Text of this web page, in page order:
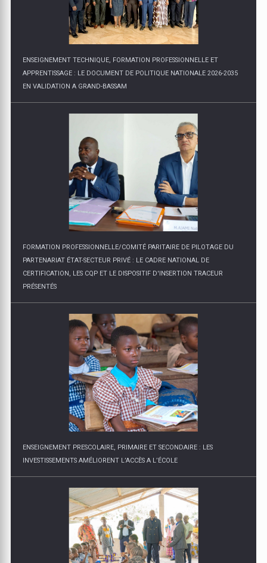
APPRENTISSAGE : LE DOCUMENT DE POLITIQUE NATIONALE 2026-2035
EN VALIDATION A GRAND-BASSAM
FORMATION PROFESSIONNELLE/COMITÉ PARITAIRE DE PILOTAGE DU
PARTENARIAT ÉTAT-SECTEUR PRIVÉ : LE CADRE NATIONAL DE
CERTIFICATION, LES CQP ET LE DISPOSITIF D'INSERTION TRACEUR
ENSEIGNEMENT PRESCOLAIRE, PRIMAIRE ET SECONDAIRE : LES
INVESTISSEMENTS AMÉLIORENT L’ACCÈS A L’ÉCOLE
AMELIORATION DES CONDITIONS D'ETUDE : LE GOUVERNEMENT